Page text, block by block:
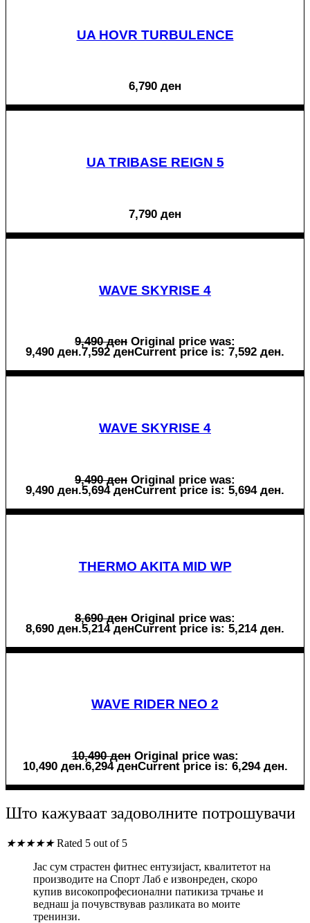
UA HOVR TURBULENCE
6,790 ден
UA TRIBASE REIGN 5
7,790 ден
WAVE SKYRISE 4
9,490ден Original price was:
9,490 ден.7,592 денCurrent price is: 7,592 ден.
WAVE SKYRISE 4
9,490ден Original price was:
9,490 ден.5,694денCurrent price is: 5,694 ден.
THERMO AKITA MID WP
8,690ден Original price was:
8,690 ден.5,214денCurrent price is: 5,214 ден.
WAVE RIDER NEO 2
10,490ден Original price was:
10,490 ден.6,294денCurrent price is: 6,294 ден.
Што кажуваат задоволните потрошувачи
★★★★★ Rated 5 out of 5
Јас сум страстен фитнес ентузијаст, квалитетот на
производите на Спорт Лаб е извонреден, скоро
купив високопрофесионални патикиза трчање и
веднаш ја почувствував разликата во моите
тренинзи.